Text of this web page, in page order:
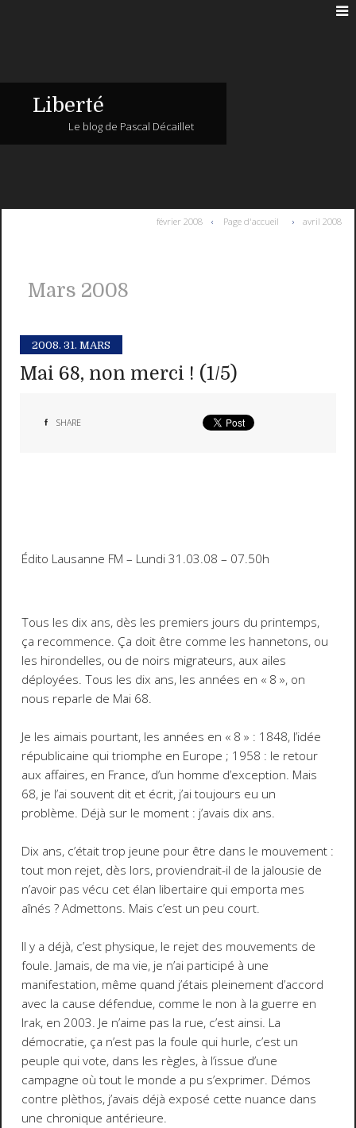
Liberté
Le blog de Pascal Décaillet
février 2008 Page d'accueil avril 2008
Mars 2008
2008. 31. MARS
Mai 68, non merci ! (1/5)
SHARE
Édito Lausanne FM – Lundi 31.03.08 – 07.50h
Tous les dix ans, dès les premiers jours du printemps,
ça recommence. Ça doit être comme les hannetons, ou
les hirondelles, ou de noirs migrateurs, aux ailes
déployées. Tous les dix ans, les années en « 8 », on
nous reparle de Mai 68.
Je les aimais pourtant, les années en « 8 » : 1848, l’idée
républicaine qui triomphe en Europe ; 1958 : le retour
aux affaires, en France, d’un homme d’exception. Mais
68, je l’ai souvent dit et écrit, j’ai toujours eu un
problème. Déjà sur le moment : j’avais dix ans.
Dix ans, c’était trop jeune pour être dans le mouvement :
tout mon rejet, dès lors, proviendrait-il de la jalousie de
n’avoir pas vécu cet élan libertaire qui emporta mes
aînés ? Admettons. Mais c’est un peu court.
Il y a déjà, c’est physique, le rejet des mouvements de
foule. Jamais, de ma vie, je n’ai participé à une
manifestation, même quand j’étais pleinement d’accord
avec la cause défendue, comme le non à la guerre en
Irak, en 2003. Je n’aime pas la rue, c’est ainsi. La
démocratie, ça n’est pas la foule qui hurle, c’est un
peuple qui vote, dans les règles, à l’issue d’une
campagne où tout le monde a pu s’exprimer. Démos
contre plèthos, j’avais déjà exposé cette nuance dans
une chronique antérieure.